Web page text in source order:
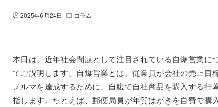
2025年6月24日 コラム
本日は、近年社会問題として注目されている自爆営業に
てご説明します。自爆営業とは、従業員が会社の売上目
ノルマを達成するために、自腹で自社商品を購入する行
指します。たとえば、郵便局員が年賀はがきを自費で購